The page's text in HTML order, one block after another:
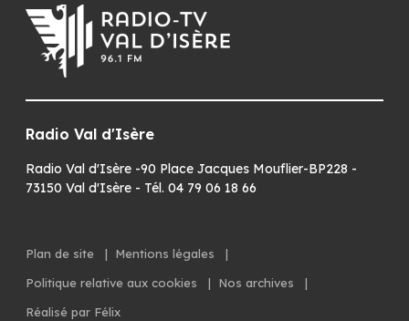
Radio Val d'Isère
Radio Val d'Isère -90 Place Jacques Mouflier-BP228 -
73150 Val d'Isère - Tél. 04 79 06 18 66
Plan de site | Mentions légales
|
Politique relative aux cookies
| Nos archives
|
Réalisé par Félix